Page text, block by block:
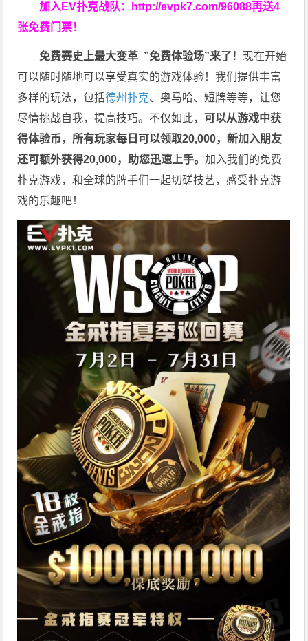
加入EV扑克战队： http://evpk7.com/96088再送4
张免费门票！
免费赛史上最大变革 ”免费体验场”来了！现在开始
可以随时随地可以享受真实的游戏体验！我们提供丰富
多样的玩法，包括德州扑克、奥马哈、短牌等等，让您
尽情挑战自我，提高技巧。不仅如此， 可以从游戏中获
得体验币，所有玩家每日可以领取20,000，新加入朋友
还可额外获得20,000，助您迅速上手。加入我们的免费
扑克游戏，和全球的牌手们一起切磋技艺，感受扑克游
戏的乐趣吧！